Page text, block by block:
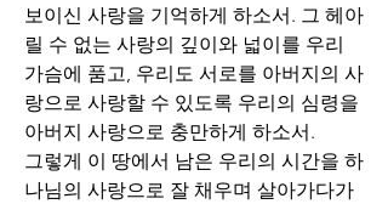
보이신 사랑을 기억하게 하소서. 그 헤아
릴 수 없는 사랑의 깊이와 넓이를 우리
가슴에 품고, 우리도 서로를 아버지의 사
랑으로 사랑할 수 있도록 우리의 심령을
아버지 사랑으로 충만하게 하소서.
그렇게 이 땅에서 남은 우리의 시간을 하
나님의 사랑으로 잘 채우며 살아가다가